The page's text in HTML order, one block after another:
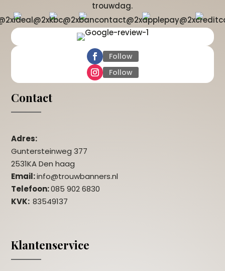
trouwdag.
Follow
Follow
Contact
Adres:
Guntersteinweg 377
2531KA Den haag
Email:info@trouwbanners.nl
Telefoon:085 902 6830
KVK:83549137
Klantenservice